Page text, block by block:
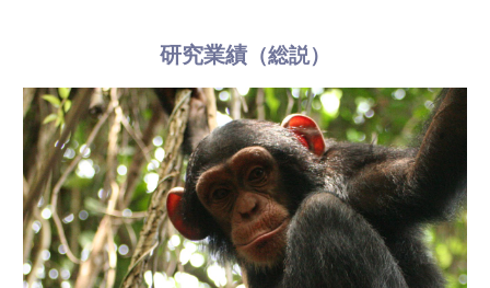
研究業績 （総説）